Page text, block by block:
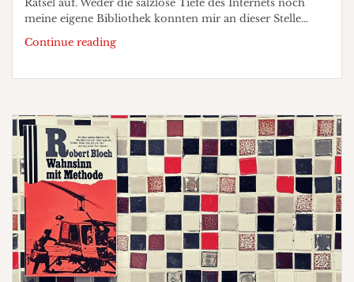
Rätsel auf. Weder die salzlose Tiefe des Internets noch
meine eigene Bibliothek konnten mir an dieser Stelle…
Continue readingHeiden
Psychos“